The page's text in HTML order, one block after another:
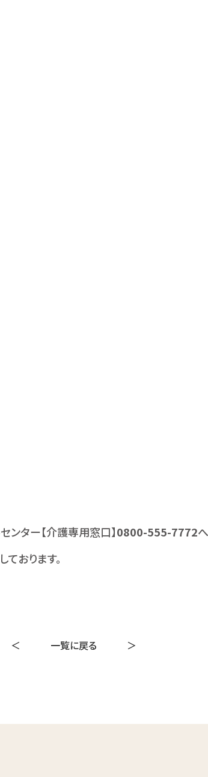
ンター【介護専用窓口】0800-555-7772
おります。
＜ 一覧に戻る ＞